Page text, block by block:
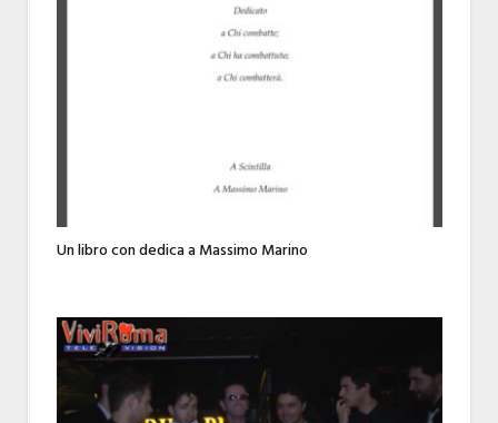
Un libro con dedica a Massimo Marino